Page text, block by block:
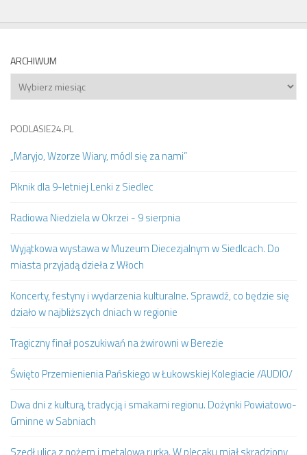
ARCHIWUM
Archiwum
PODLASIE24.PL
„Maryjo, Wzorze Wiary, módl się za nami”
Piknik dla 9-letniej Lenki z Siedlec
Radiowa Niedziela w Okrzei - 9 sierpnia
Wyjątkowa wystawa w Muzeum Diecezjalnym w Siedlcach. Do
miasta przyjadą dzieła z Włoch
Koncerty, festyny i wydarzenia kulturalne. Sprawdź, co będzie się
działo w najbliższych dniach w regionie
Tragiczny finał poszukiwań na żwirowni w Berezie
Święto Przemienienia Pańskiego w Łukowskiej Kolegiacie /AUDIO/
Dwa dni z kulturą, tradycją i smakami regionu. Dożynki Powiatowo-
Gminne w Sabniach